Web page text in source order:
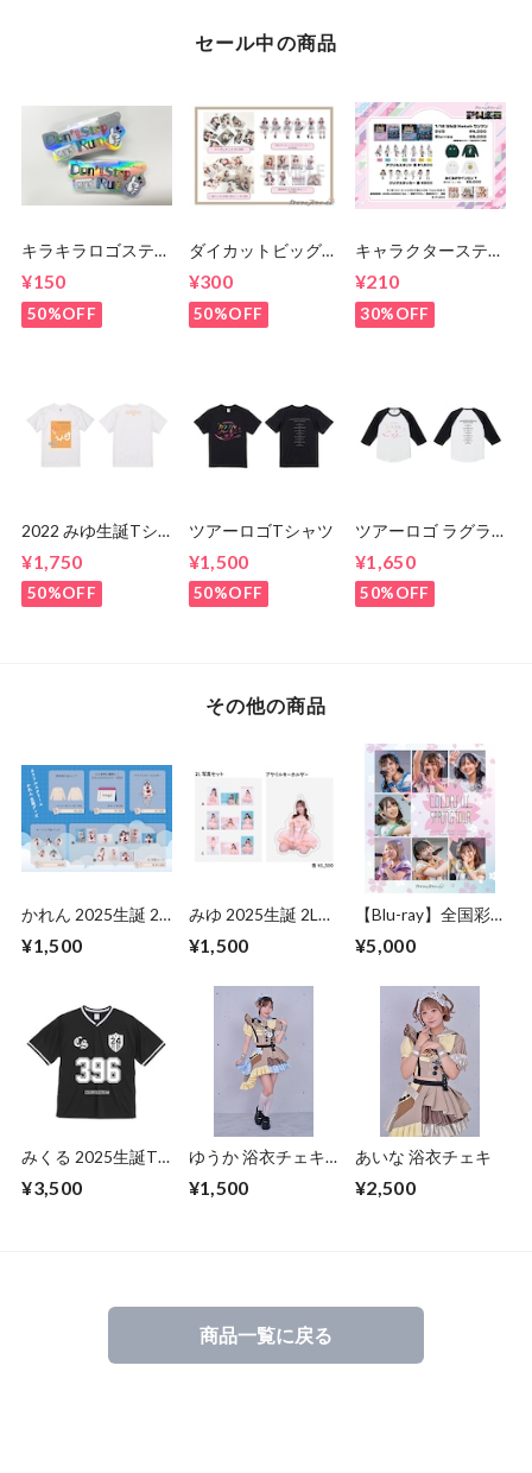
セール中の商品
キラキラロゴステッ
カー
¥150
50%OFF
ダイカットビッグク
リアステッカー
¥300
50%OFF
キャラクターステッ
カー
¥210
30%OFF
2022 みゆ生誕Tシ
¥1,750
50%OFF
ツアーロゴTシャツ
¥1,500
50%OFF
ツアーロゴ ラグラ
¥1,650
50%OFF
その他の商品
かれん 2025生誕 2L
¥1,500
みゆ 2025生誕 2L写
¥1,500
【Blu-ray】全国彩
大阪城音楽堂ファイ
¥5,000
みくる 2025生誕T
¥3,500
ゆうか 浴衣チェキ
¥1,500
あいな 浴衣チェキ
¥2,500
商品一覧に戻る